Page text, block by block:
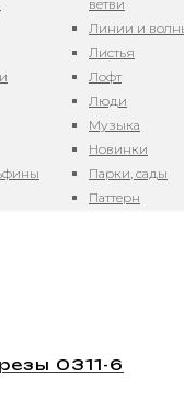
ветви
Линии и
Листья
Лофт
Люди
Музыка
Новинки
Парки, сады
Паттерн
0311-1
0311-6